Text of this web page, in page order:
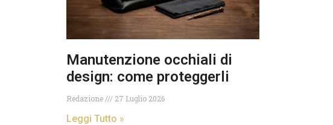
Manutenzione occhiali di
design: come proteggerli
Redazione 27 Luglio 2026
Leggi Tutto »